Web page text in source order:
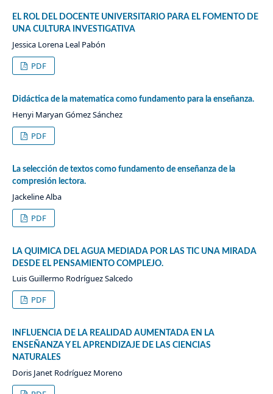
EL ROL DEL DOCENTE UNIVERSITARIO PARA EL FOMENTO DE
UNA CULTURA INVESTIGATIVA
Jessica Lorena Leal Pabón
PDF
Didáctica de la matematica como fundamento para la enseñanza.
Henyi Maryan Gómez Sánchez
PDF
La selección de textos como fundamento de enseñanza de la
compresión lectora.
Jackeline Alba
PDF
LA QUIMICA DEL AGUA MEDIADA POR LAS TIC UNA MIRADA
DESDE EL PENSAMIENTO COMPLEJO.
Luis Guillermo Rodríguez Salcedo
PDF
INFLUENCIA DE LA REALIDAD AUMENTADA EN LA
ENSEÑANZA Y EL APRENDIZAJE DE LAS CIENCIAS
NATURALES
Doris Janet Rodríguez Moreno